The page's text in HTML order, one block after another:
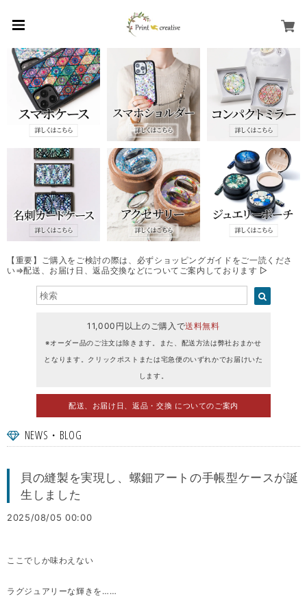
【重要】ご購入をご検討の際は、必ずショッピングガイドをご一読くださ
い⇒配送、お届け日、返品交換などについてご案内しております ▷
11,000円以上のご購入で送料無料
※オーダー品のご注文は除きます。また、配送方法は弊社おまかせ
となります。クリックポストまたは宅急便のいずれかでお届けいた
します。
配送、お届け日、返品・交換 についてのご案内
NEWS・BLOG
貝の縫製を実現し、螺鈿アートの手帳型ケースが誕
生しました
2025/08/05 00:00
ここでしか味わえない
ラグジュアリーな輝きを……